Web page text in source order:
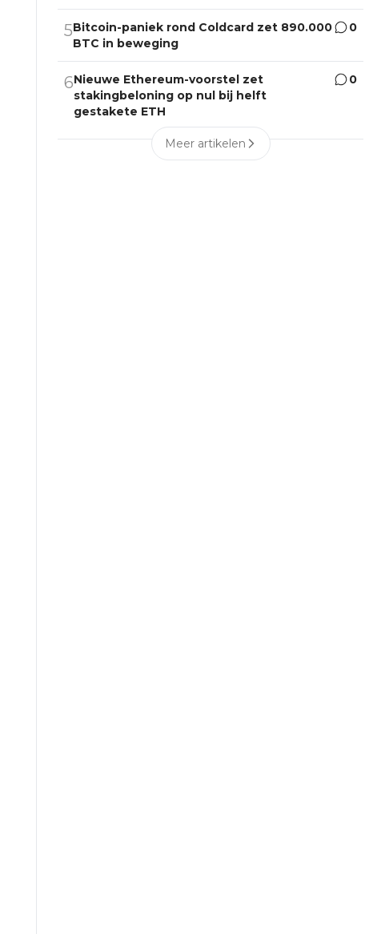
5Bitcoin-paniek rond Coldcard zet 890.000
BTC in beweging
0
6Nieuwe Ethereum-voorstel zet
stakingbeloning op nul bij helft
gestakete ETH
0
Meer artikelen